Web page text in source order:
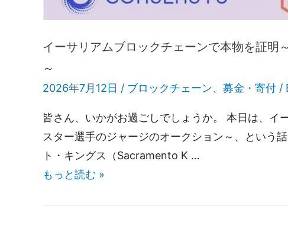
イーサリアムブロックチェーンで本物を証明
～
2026年7月12日 / ブロックチェーン、 募金・寄付 /
皆さん、いかがお過ごしでしょうか。 本日は、
スター選手のジャージのオークション～、という
ト・キングス（Sacramento K …
もっと読む »